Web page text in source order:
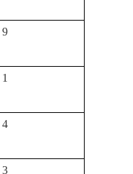
9
1
4
3